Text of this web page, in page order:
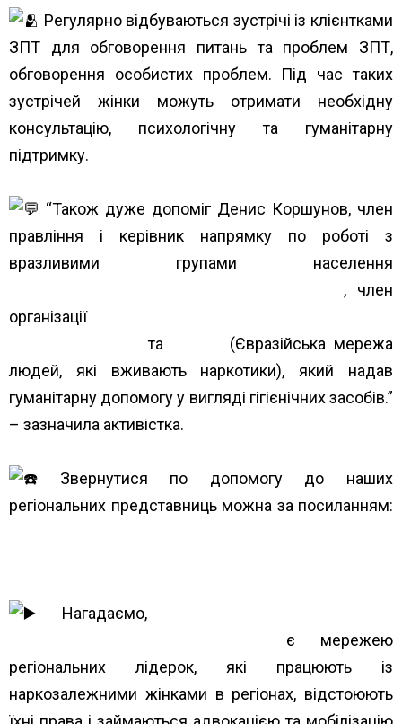
Регулярно відбуваються зустрічі із клієнтками
ЗПТ для обговорення питань та проблем ЗПТ,
обговорення особистих проблем. Під час таких
зустрічей жінки можуть отримати необхідну
консультацію, психологічну та гуманітарну
підтримку.
“Також дуже допоміг Денис Коршунов, член
правління і керівник напрямку по роботі з
вразливими групами населення
, член
організації
та
(Євразійська мережа
людей, які вживають наркотики), який надав
гуманітарну допомогу у вигляді гігієнічних засобів.”
– зазначила активістка.
Звернутися по допомогу до наших
регіональних представниць можна за посиланням:
Нагадаємо,
є мережею
регіональних лідерок, які працюють із
наркозалежними жінками в регіонах, відстоюють